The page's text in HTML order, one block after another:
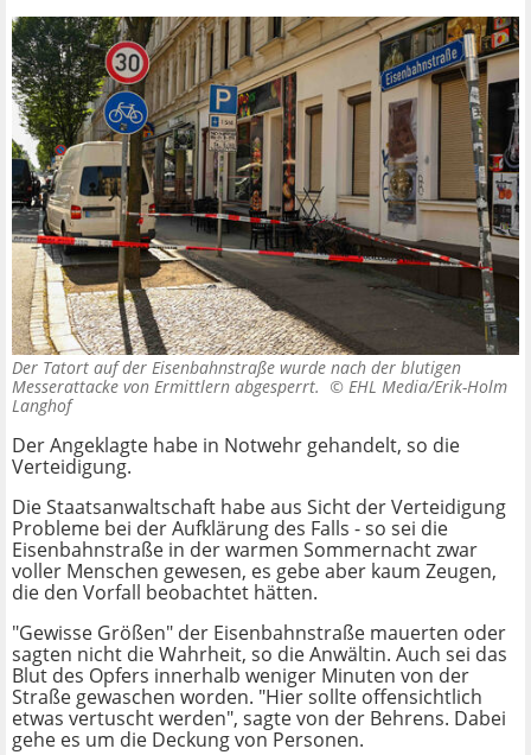
Der Tatort auf der Eisenbahnstraße wurde nach der blutigen
Messerattacke von Ermittlern abgesperrt. © EHL Media/Erik-Holm
Langhof
Der Angeklagte habe in Notwehr gehandelt, so die
Verteidigung.
Die Staatsanwaltschaft habe aus Sicht der Verteidigung
Probleme bei der Aufklärung des Falls - so sei die
Eisenbahnstraße in der warmen Sommernacht zwar
voller Menschen gewesen, es gebe aber kaum Zeugen,
die den Vorfall beobachtet hätten.
"Gewisse Größen" der Eisenbahnstraße mauerten oder
sagten nicht die Wahrheit, so die Anwältin. Auch sei das
Blut des Opfers innerhalb weniger Minuten von der
Straße gewaschen worden. "Hier sollte offensichtlich
etwas vertuscht werden", sagte von der Behrens. Dabei
gehe es um die Deckung von Personen.